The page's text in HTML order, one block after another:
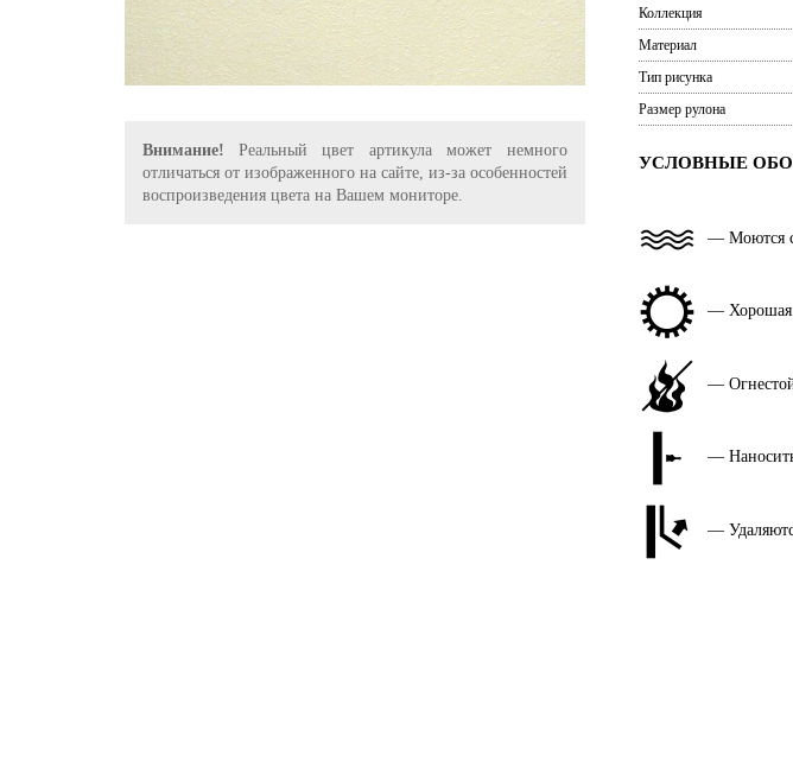
Внимание! Реальный цвет артикула может немного
отличаться от изображенного на сайте, из-за особенностей
воспроизведения цвета на Вашем мониторе.
Коллекция
Материал
Тип рисунка
Размер рулона
УСЛОВНЫЕ
— Моются
— Хорошая
—
—
—